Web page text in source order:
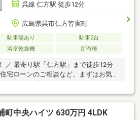
呉線 仁方駅 徒歩12分
広島県呉市仁方皆実町
駐車場あり
駐車2台
浴室乾燥機 所有権
／ 最寄り駅「仁方駅」まで徒歩12分
宅ローンのご相談など、まずはお気軽
町中央ハイツ 630万円 4LDK